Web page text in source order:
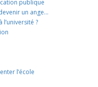
publique
un ange…
?
l’école